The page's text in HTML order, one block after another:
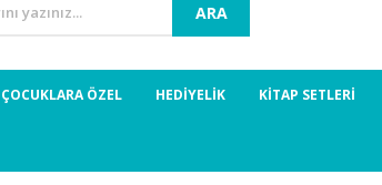
ARA
ÇOCUKLARA ÖZEL HEDİYELİK KİTAP SETLERİ